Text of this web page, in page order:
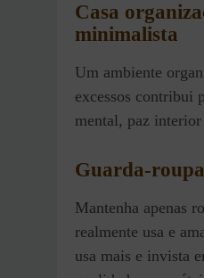
Casa
minimalista
Um ambiente
excessos contribui
mental, paz
Guarda-
Mantenha apenas
realmente usa e
usa mais e invista